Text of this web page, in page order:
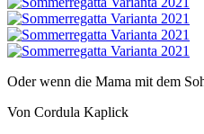
Oder wenn die Mama mit dem
Von Cordula Kaplick